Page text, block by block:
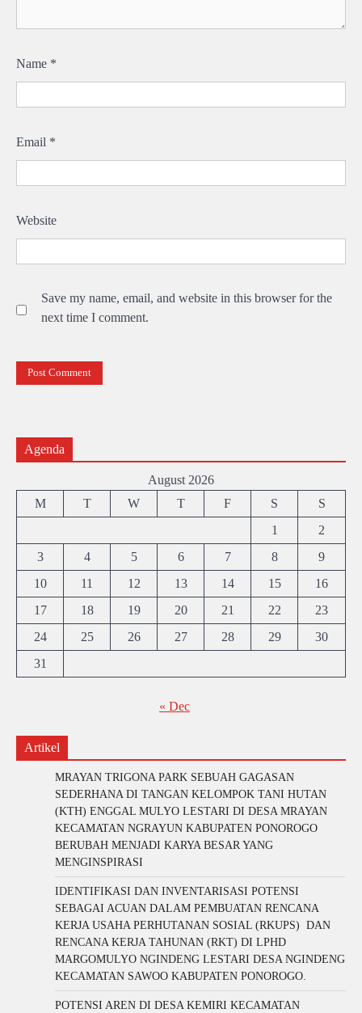
Name *
Email *
Website
Save my name, email, and website in this browser for the
next time I comment.
Agenda
August 2026
M
T W T F S
S
1
2
3
4 5 6 7 8
9
10
11 12 13 14 15
16
17
18 19 20 21 22
23
24
25 26 27 28 29
30
31
« Dec
Artikel
MRAYAN TRIGONA PARK SEBUAH GAGASAN
SEDERHANA DI TANGAN KELOMPOK TANI HUTAN
(KTH) ENGGAL MULYO LESTARI DI DESA MRAYAN
KECAMATAN NGRAYUN KABUPATEN PONOROGO
BERUBAH MENJADI KARYA BESAR YANG
MENGINSPIRASI
IDENTIFIKASI DAN INVENTARISASI POTENSI
SEBAGAI ACUAN DALAM PEMBUATAN RENCANA
KERJA USAHA PERHUTANAN SOSIAL (RKUPS) DAN
RENCANA KERJA TAHUNAN (RKT) DI LPHD
MARGOMULYO NGINDENG LESTARI DESA NGINDENG
KECAMATAN SAWOO KABUPATEN PONOROGO.
POTENSI AREN DI DESA KEMIRI KECAMATAN